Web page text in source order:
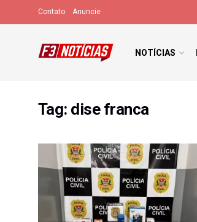
Contato Anuncie
NOTÍCIAS
Tag: dise franca